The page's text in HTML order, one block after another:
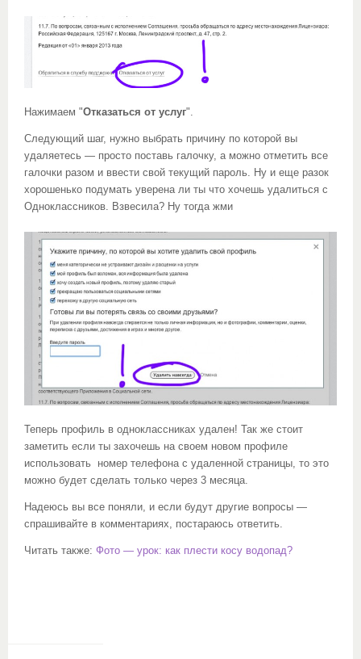
Нажимаем "Отказаться от услуг".
Следующий шаг, нужно выбрать причину по которой вы
удаляетесь — просто поставь галочку, а можно отметить все
галочки разом и ввести свой текущий пароль. Ну и еще разок
хорошенько подумать уверена ли ты что хочешь удалиться с
Одноклассников. Взвесила? Ну тогда жми
Теперь профиль в одноклассниках удален! Так же стоит
заметить если ты захочешь на своем новом профиле
использовать номер телефона с удаленной страницы, то это
можно будет сделать только через 3 месяца.
Надеюсь вы все поняли, и если будут другие вопросы —
спрашивайте в комментариях, постараюсь ответить.
Читать также: Фото — урок: как плести косу водопад?